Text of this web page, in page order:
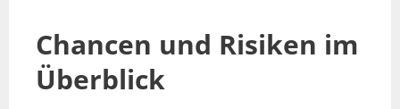
Chancen und Risiken im
Überblick